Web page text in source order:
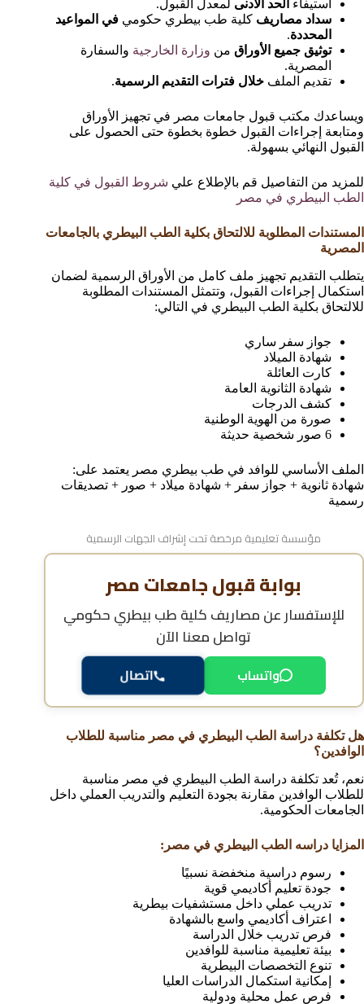
استيفاء الحد الأدنى لمعدل القبول.
سداد مصاريف كلية طب بيطري حكومي في المواعيد
المحددة.
توثيق جميع الأوراق من وزارة الخارجية والسفارة
المصرية.
تقديم الملف خلال فترات التقديم الرسمية.
ويساعدك مكتب قبول جامعات مصر في تجهيز الأوراق
ومتابعة إجراءات القبول خطوة بخطوة حتى الحصول على
القبول النهائي بسهولة.
للمزيد من التفاصيل قم بالإطلاع علي شروط القبول في كلية
الطب البيطري في مصر
المستندات المطلوبة للالتحاق بكلية الطب البيطري بالجامعات
المصرية
يتطلب التقديم تجهيز ملف كامل من الأوراق الرسمية لضمان
استكمال إجراءات القبول، وتتمثل المستندات المطلوبة
للالتحاق بكلية الطب البيطري في التالي:
جواز سفر ساري
شهادة الميلاد
كارت العائلة
شهادة الثانوية العامة
كشف الدرجات
صورة من الهوية الوطنية
6 صور شخصية حديثة
الملف الأساسي للوافد في طب بيطري مصر يعتمد على:
شهادة ثانوية + جواز سفر + شهادة ميلاد + صور + تصديقات
رسمية
مؤسسة تعليمية مرخصة تحت إشراف الجهات الرسمية
بوابة قبول جامعات مصر
للإستفسار عنمصاريف كلية طب بيطري حكومي
تواصل معنا الآن
واتساب اتصال
هل تكلفة دراسة الطب البيطري في مصر مناسبة للطلاب
الوافدين؟
نعم، تُعد تكلفة دراسة الطب البيطري في مصر مناسبة
للطلاب الوافدين مقارنة بجودة التعليم والتدريب العملي داخل
الجامعات الحكومية.
المزايا دراسه الطب البيطري في مصر:
رسوم دراسية منخفضة نسبيًا
جودة تعليم أكاديمي قوية
تدريب عملي داخل مستشفيات بيطرية
اعتراف أكاديمي واسع بالشهادة
فرص تدريب خلال الدراسة
بيئة تعليمية مناسبة للوافدين
تنوع التخصصات البيطرية
إمكانية استكمال الدراسات العليا
فرص عمل محلية ودولية